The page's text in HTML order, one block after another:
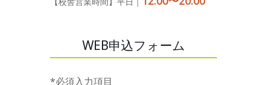
WEB申込フォーム
*必須入力項目